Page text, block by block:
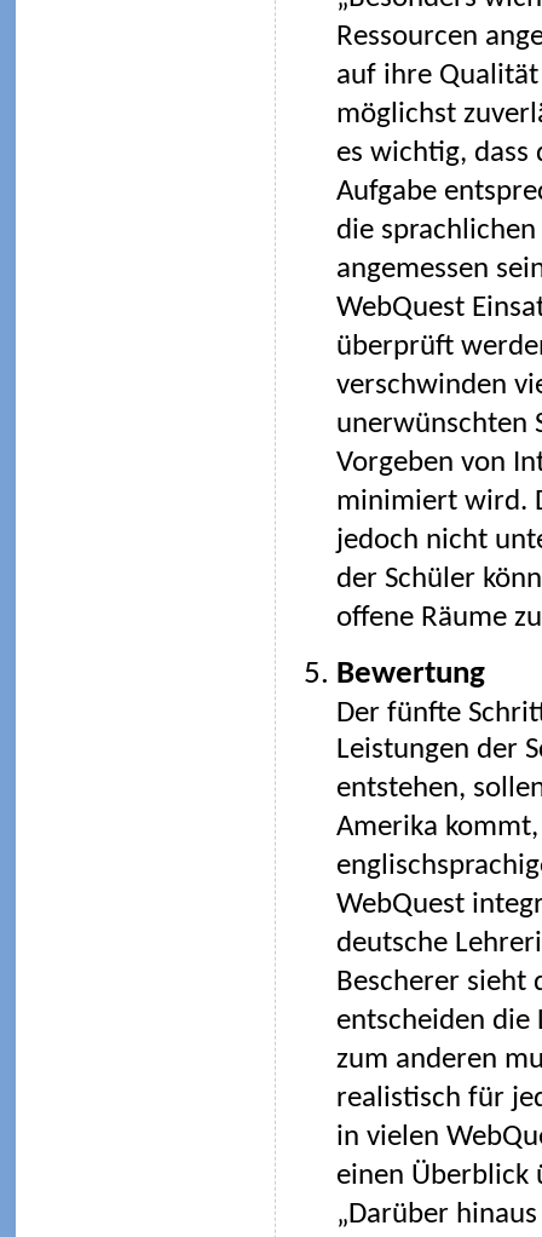
Ressourcen
auf ihre
möglichst
es wichtig,
Aufgabe
die
angemessen
WebQuest
überprüft
verschwinden
unerwünschten
Vorgeben von
minimiert wird.
jedoch nicht
der Schüler
offene Räume
Bewertung
Der fünfte
Leistungen der
entstehen,
Amerika
WebQuest
deutsche
Bescherer sieht
entscheiden die
zum anderen
realistisch für
in vielen
einen Überblick
„Darüber